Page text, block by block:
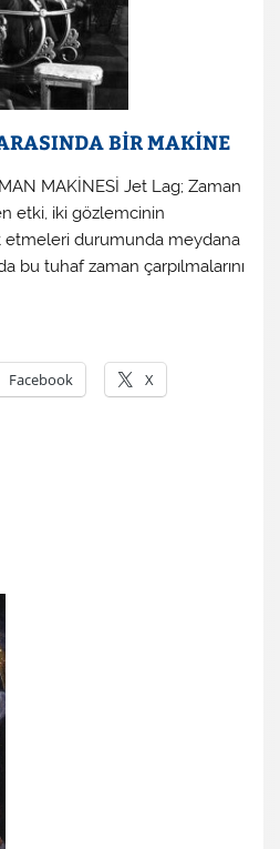
BİR MAKİNE
Jet Lag; Zaman
etki, iki gözlemcinin
etmeleri durumunda meydana
bu tuhaf zaman çarpılmalarını
Facebook X